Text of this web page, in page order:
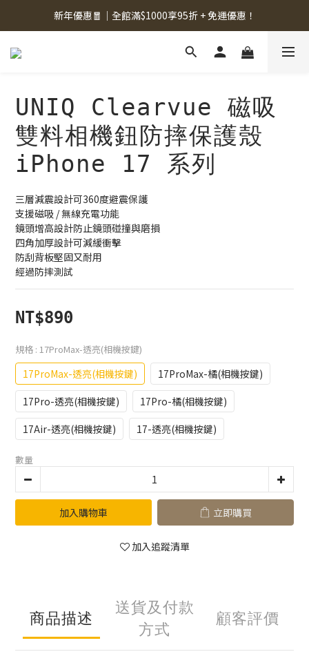
新年優惠🧧｜全館滿$1000享95折 + 免運優惠！
UNIQ Clearvue 磁吸
雙料相機鈕防摔保護殼
iPhone 17 系列
三層減震設計可360度避震保護
支援磁吸 / 無線充電功能
鏡頭增高設計防止鏡頭碰撞與磨損
四角加厚設計可減緩衝擊
防刮背板堅固又耐用
經過防摔測試
NT$890
規格 : 17ProMax-透亮(相機按鍵)
17ProMax-透亮(相機按鍵)
17ProMax-橘(相機按鍵)
17Pro-透亮(相機按鍵)
17Pro-橘(相機按鍵)
17Air-透亮(相機按鍵)
17-透亮(相機按鍵)
數量
加入購物車 立即購買
加入追蹤清單
商品描述
送貨及付款
方式
顧客評價